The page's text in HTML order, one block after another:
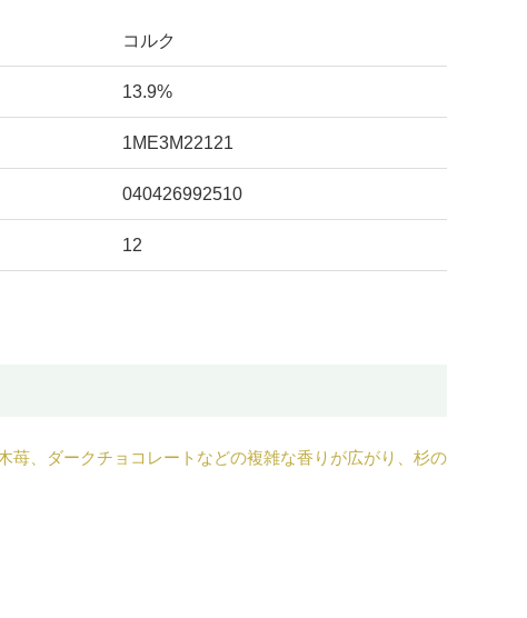
コルク
13.9%
1ME3M22121
040426992510
12
苺、ダークチョコレートなどの複雑な香りが広がり、杉の